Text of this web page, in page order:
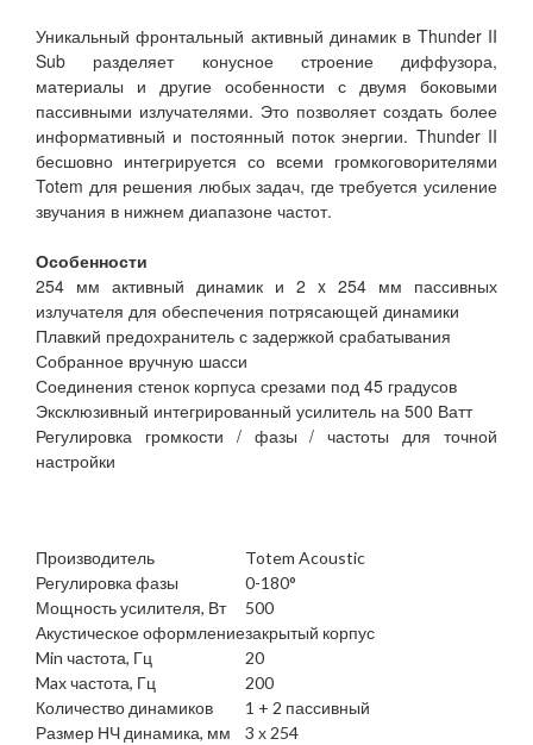
Уникальный фронтальный активный динамик в Thunder II
Sub разделяет конусное строение диффузора,
материалы и другие особенности с двумя боковыми
пассивными излучателями. Это позволяет создать более
информативный и постоянный поток энергии. Thunder II
бесшовно интегрируется со всеми громкоговорителями
Totem для решения любых задач, где требуется усиление
звучания в нижнем диапазоне частот.
Особенности
254 мм активный динамик и 2 x 254 мм пассивных
излучателя для обеспечения потрясающей динамики
Плавкий предохранитель с задержкой срабатывания
Собранное вручную шасси
Соединения стенок корпуса срезами под 45 градусов
Эксклюзивный интегрированный усилитель на 500 Ватт
Регулировка громкости / фазы / частоты для точной
настройки
Производитель
Totem Acoustic
Регулировка фазы
0-180°
Мощность усилителя, Вт
500
Акустическое оформлениезакрытый корпус
Min частота, Гц
20
Max частота, Гц
200
Количество динамиков
1 + 2 пассивный
Размер НЧ динамика, мм
3 х 254